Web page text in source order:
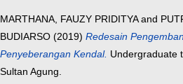
MARTHANA, FAUZY PRIDITYAand
BUDIARSO (2019) Redesain
Penyeberangan Kendal. Undergraduate
Sultan Agung.